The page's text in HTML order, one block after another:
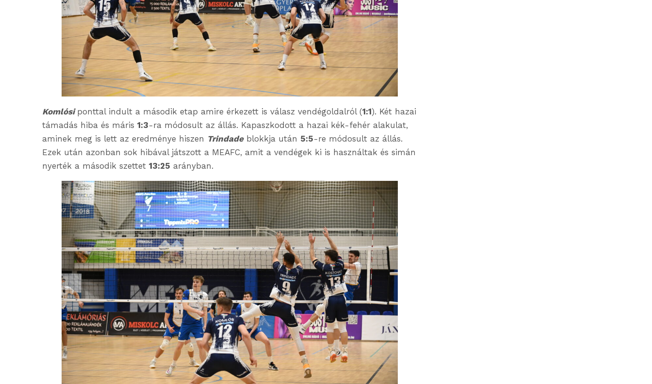
Komlósi ponttal indult a második etap amire érkezett is válasz vendégoldalról (1:1). Két hazai
támadás hiba és máris 1:3-ra módosult az állás. Kapaszkodott a hazai kék-fehér alakulat,
aminek meg is lett az eredménye hiszen Trindadeblokkja után 5:5-re módosult az állás.
Ezek után azonban sok hibával játszott a MEAFC, amit a vendégek ki is használtak és simán
nyerték a második szettet 13:25 arányban.